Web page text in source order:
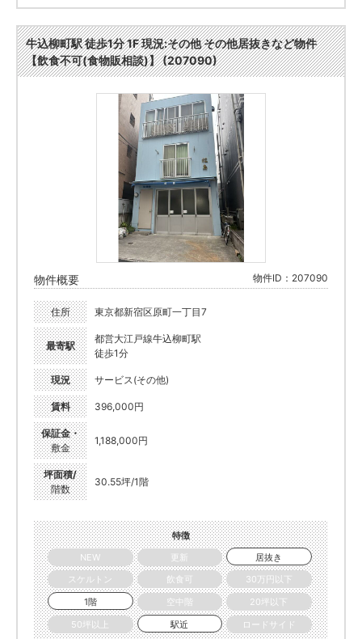
牛込柳町駅 徒歩1分 1F 現況:その他 その他居抜きなど物件
【飲食不可(食物販相談)】 (207090)
物件概要 物件ID：207090
住所 東京都新宿区原町一丁目7
最寄駅
都営大江戸線牛込柳町駅
徒歩1分
現況 サービス(その他)
賃料 396,000円
保証金・
敷金
1,188,000円
坪面積/
階数
30.55坪/1階
特徴
NEW
更新
居抜き
スケルトン
飲食可
30万円以下
1階
空中階
20坪以下
50坪以上
駅近 ロードサイド